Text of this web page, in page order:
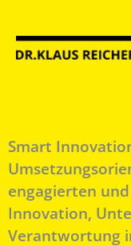
Inhalt
springen
Smart
engagierten
Innovation,
Verantwortung